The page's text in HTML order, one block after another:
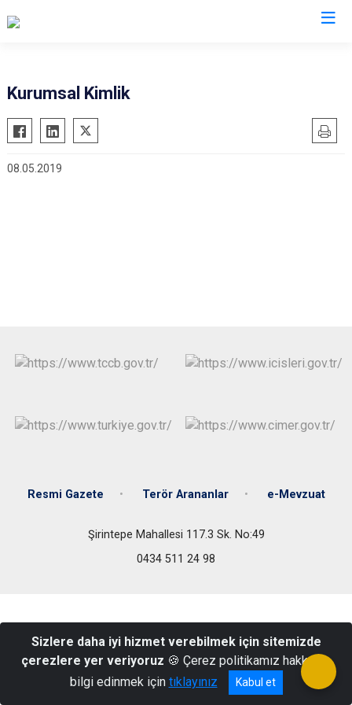
Adilcevaz
Ahlat
Güroymak
Kurumsal Kimlik
08.05.2019
Resmi Gazete Terör Arananlar e-Mevzuat
Şirintepe Mahallesi 117.3 Sk. No:49
0434 511 24 98
Sizlere daha iyi hizmet verebilmek için sitemizde
çerezlere yer veriyoruz 🍪 Çerez politikamız hakkında
bilgi edinmek için tıklayınız Kabul et